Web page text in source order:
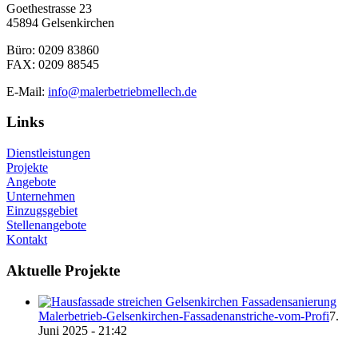
Goethestrasse 23
45894 Gelsenkirchen
Büro: 0209 83860
FAX: 0209 88545
E-Mail: info@malerbetriebmellech.de
Links
Dienstleistungen
Projekte
Angebote
Unternehmen
Einzugsgebiet
Stellenangebote
Kontakt
Aktuelle Projekte
Malerbetrieb-Gelsenkirchen-Fassadenanstriche-vom-Profi7.
Juni 2025 - 21:42